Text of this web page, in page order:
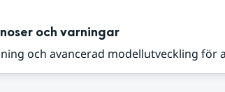
och varningar
och avancerad modellutveckling för